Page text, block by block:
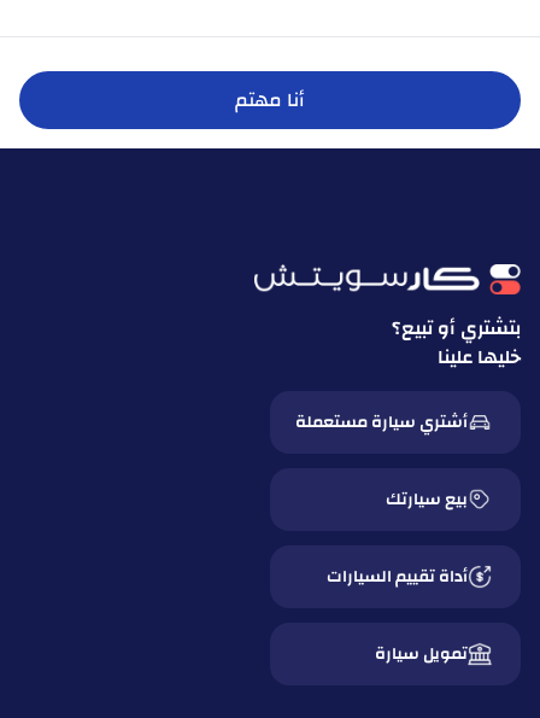
أنا مهتم
بتشتري أو تبيع؟
خليها علينا
أشتري سيارة مستعملة
بيع سيارتك
أداة تقييم السيارات
تمويل سيارة